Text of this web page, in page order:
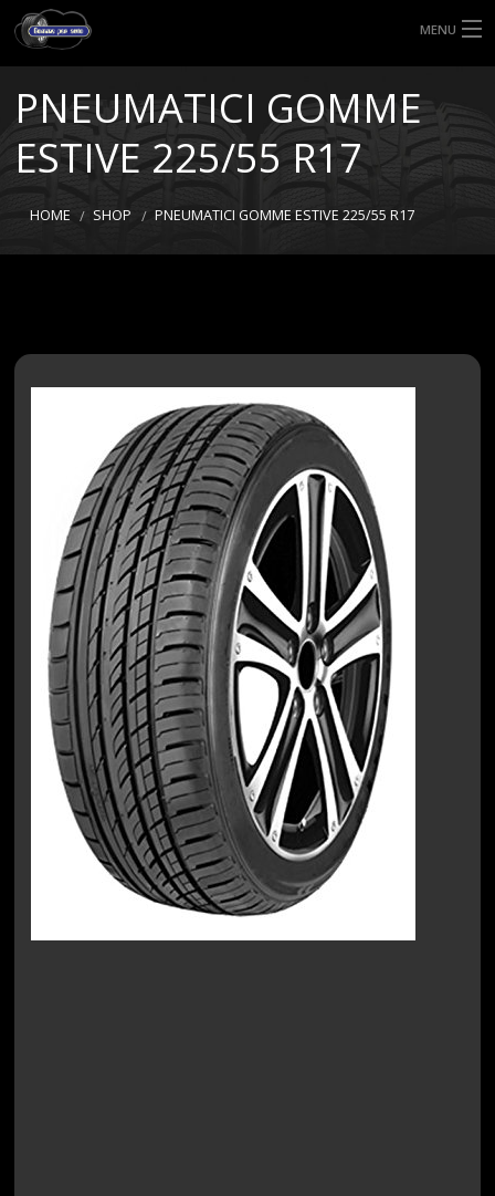
MENU
TIPI DI GOMME
PNEUMATICI GOMME
ESTIVE 225/55 R17
HOME SHOP PNEUMATICI GOMME ESTIVE 225/55 R17